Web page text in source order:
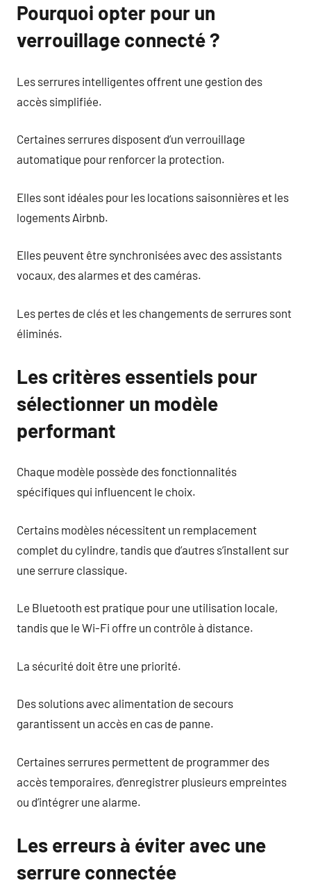
Pourquoi opter pour un
verrouillage connecté ?
Les serrures intelligentes offrent une gestion des
accès simplifiée.
Certaines serrures disposent d’un verrouillage
automatique pour renforcer la protection.
Elles sont idéales pour les locations saisonnières et les
logements Airbnb.
Elles peuvent être synchronisées avec des assistants
vocaux, des alarmes et des caméras.
Les pertes de clés et les changements de serrures sont
éliminés.
Les critères essentiels pour
sélectionner un modèle
performant
Chaque modèle possède des fonctionnalités
spécifiques qui influencent le choix.
Certains modèles nécessitent un remplacement
complet du cylindre, tandis que d’autres s’installent sur
une serrure classique.
Le Bluetooth est pratique pour une utilisation locale,
tandis que le Wi-Fi offre un contrôle à distance.
La sécurité doit être une priorité.
Des solutions avec alimentation de secours
garantissent un accès en cas de panne.
Certaines serrures permettent de programmer des
accès temporaires, d’enregistrer plusieurs empreintes
ou d’intégrer une alarme.
Les erreurs à éviter avec une
serrure connectée